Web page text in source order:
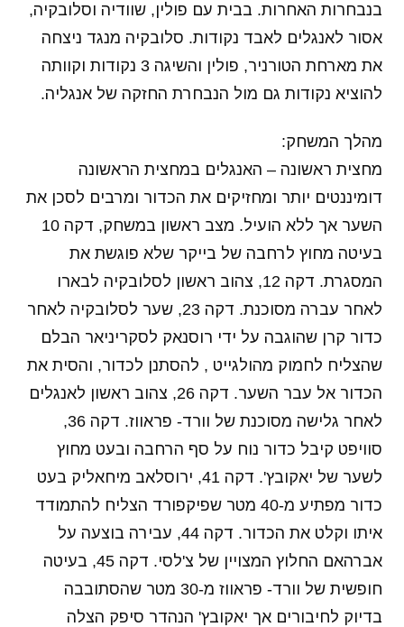
בנבחרות האחרות. בבית עם פולין, שוודיה וסלובקיה,
אסור לאנגלים לאבד נקודות. סלובקיה מנגד ניצחה
את מארחת הטורניר, פולין והשיגה 3 נקודות וקוותה
להוציא נקודות גם מול הנבחרת החזקה של אנגליה.
מהלך המשחק:
מחצית ראשונה – האנגלים במחצית הראשונה
דומיננטים יותר ומחזיקים את הכדור ומרבים לסכן את
השער אך ללא הועיל. מצב ראשון במשחק, דקה 10
בעיטה מחוץ לרחבה של בייקר שלא פוגשת את
המסגרת. דקה 12, צהוב ראשון לסלובקיה לבארו
לאחר עברה מסוכנת. דקה 23, שער לסלובקיה לאחר
כדור קרן שהוגבה על ידי רוסנאק לסקריניאר הבלם
שהצליח לחמוק מהולגייט , להסתנן לכדור, והסית את
הכדור אל עבר השער. דקה 26, צהוב ראשון לאנגלים
לאחר גלישה מסוכנת של וורד- פראווז. דקה 36,
סוויפט קיבל כדור נוח על סף הרחבה ובעט מחוץ
לשער של יאקובץ'. דקה 41, ירוסלאב מיחאליק בעט
כדור מפתיע מ-40 מטר שפיקפורד הצליח להתמודד
איתו וקלט את הכדור. דקה 44, עבירה בוצעה על
אברהאם החלוץ המצויין של צ'לסי. דקה 45, בעיטה
חופשית של וורד- פראווז מ-30 מטר שהסתובבה
בדיוק לחיבורים אך יאקובץ' הנהדר סיפק הצלה